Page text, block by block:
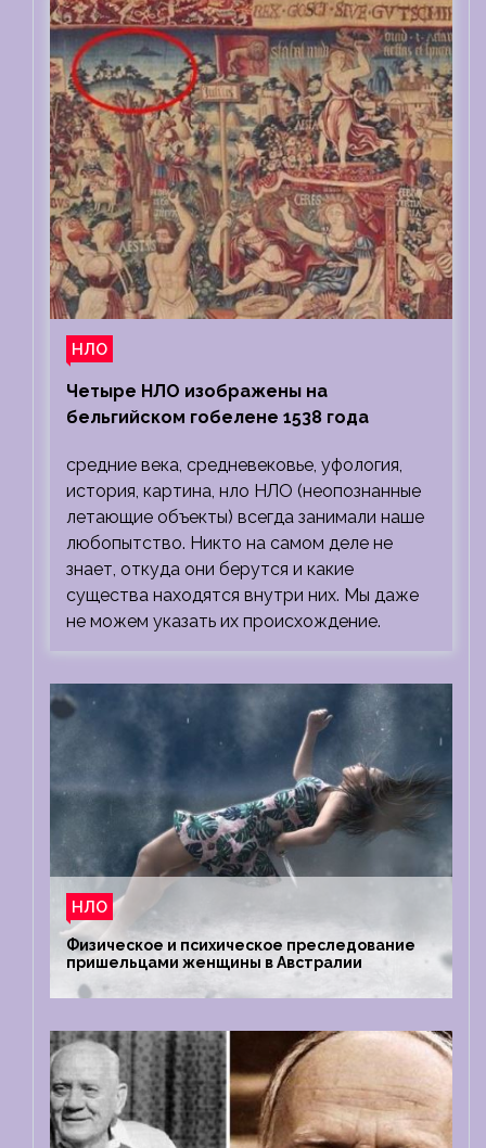
НЛО
Четыре НЛО изображены на
бельгийском гобелене 1538 года
средние века, средневековье, уфология,
история, картина, нло НЛО (неопознанные
летающие объекты) всегда занимали наше
любопытство. Никто на самом деле не
знает, откуда они берутся и какие
существа находятся внутри них. Мы даже
не можем указать их происхождение.
НЛО
Физическое и психическое преследование
пришельцами женщины в Австралии